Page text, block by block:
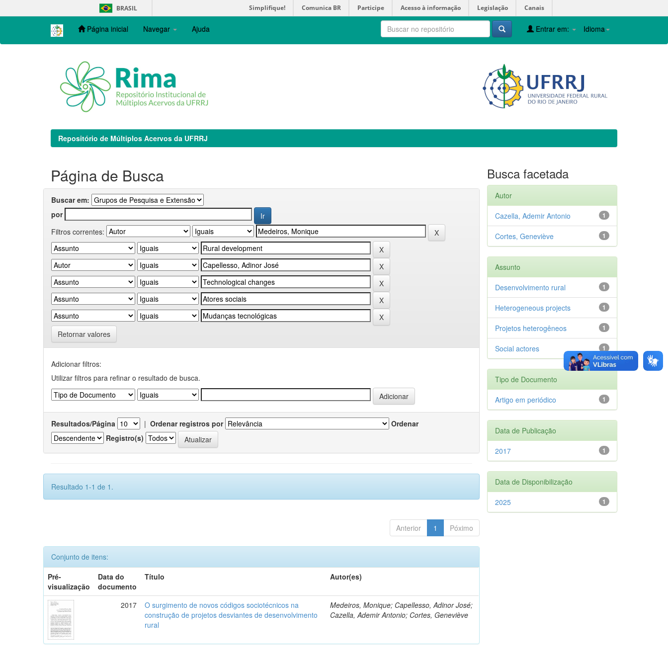
navigation
BRASIL Simplifique! Comunica BR Participe Acesso à informação Legislação Canais
Página inicial Navegar Ajuda Idioma
Entrar em:
Repositório de Múltiplos Acervos da UFRRJ
Página de Busca
Buscar em:
por
Filtros correntes:
Retornar valores
Adicionar filtros:
Utilizar filtros para refinar o resultado de busca.
Resultados/Página | Ordenar registros por
Ordenar
Registro(s)
Resultado 1-1 de 1.
Anterior 1 Póximo
Conjunto de itens:
Pré-
visualização
Data do
documento
Título Autor(es)
2017
O surgimento de novos códigos sociotécnicos na
construção de projetos desviantes de desenvolvimento
rural
Medeiros, Monique; Capellesso, Adinor José;
Cazella, Ademir Antonio; Cortes, Geneviève
Busca facetada
Autor
1
Cazella, Ademir Antonio
1
Cortes, Geneviève
Assunto
1
Desenvolvimento rural
1
Heterogeneous projects
1
Projetos heterogêneos
1
Social actores
Tipo de Documento
1
Artigo em periódico
Data de Publicação
1
2017
Data de Disponibilização
1
2025